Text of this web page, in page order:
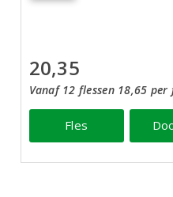
20,35
Vanaf 12 flessen 18,65 per
Fles